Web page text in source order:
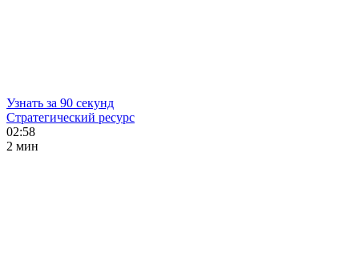
Узнать за 90 секунд
Стратегический ресурс
02:58
2 мин